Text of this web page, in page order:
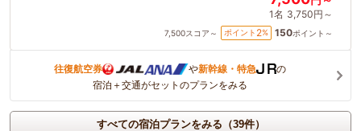
1名 3,750円～
7,500スコア～ ポイント 2% 150ポイント～
往復航空券 や新幹線・特急
の
宿泊＋交通がセットのプランをみる
すべての宿泊プランをみる（39件）